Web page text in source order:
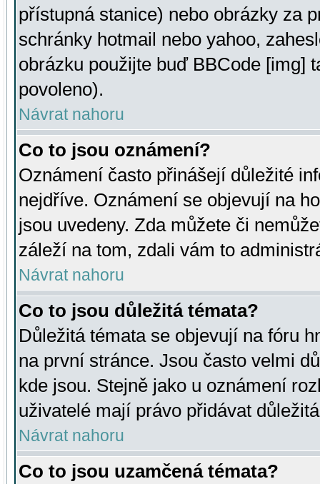
přístupná stanice) nebo obrázky za
schránky hotmail nebo yahoo,
obrázku použijte buď BBCode [img]
povoleno).
Návrat nahoru
Co to jsou oznámení?
Oznámení často přinášejí důležité
nejdříve. Oznámení se objevují na
jsou uvedeny. Zda můžete či
záleží na tom, zdali vám to
Návrat nahoru
Co to jsou důležitá témata?
Důležitá témata se objevují na fóru
na první stránce. Jsou často velmi
kde jsou. Stejně jako u oznámení
uživatelé mají právo přidávat
Návrat nahoru
Co to jsou uzamčená témata?